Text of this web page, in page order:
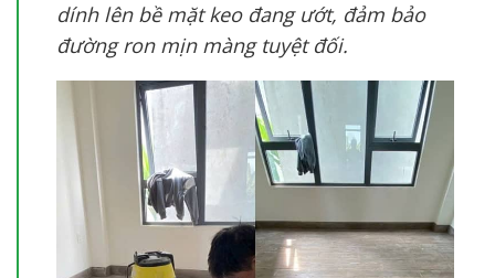
dính lên bề mặt keo đang ướt, đảm bảo
đường ron mịn màng tuyệt đối.